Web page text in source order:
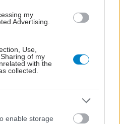
my
Advertising.
Use,
of my
with the
collected.
enable storage